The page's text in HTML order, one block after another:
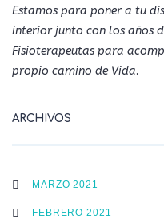
Estamos para poner a tu
interior junto con los años
Fisioterapeutas para
propio camino de Vida.
ARCHIVOS
MARZO 2021
FEBRERO 2021